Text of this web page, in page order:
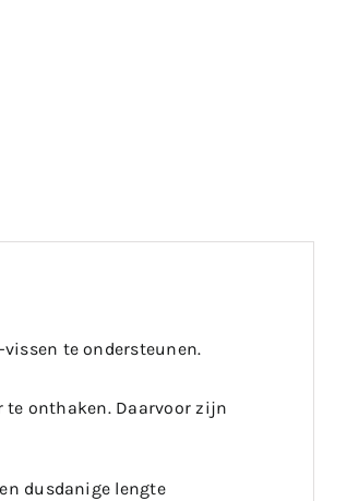
te ondersteunen.
te onthaken. Daarvoor zijn
dusdanige lengte